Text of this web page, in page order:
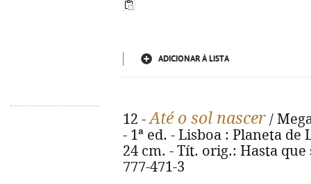
ADICIONAR À LISTA
12 -Até o sol nascer /
- 1ª ed. - Lisboa : Planeta
24 cm. - Tít. orig.: Hasta que
777-471-3